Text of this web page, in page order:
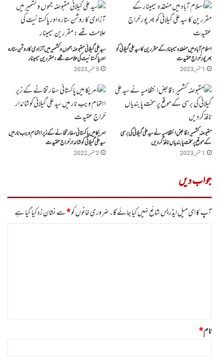
اسلام آباد میں منعقدہ سیمینار کے مقررین کا سید علی گیلانی کو
بھر پور خراج عقیدت
1 ستمبر, 2023
سید علی گیلانی مقبوضہ جموں و کشمیر میں آزادی کا روشن ستارہ
اور پاکستانیت کی علامت تھے : مقررین سیمینار
5 ستمبر, 2023
مقبوضہ کشمیر:قابض انتظامیہ نے سید علی گیلانی کی برسی
کے موقع پر سخت پابندیاں نافذکر دیں
1 ستمبر, 2023
امریکا میں پاکستانی سفارتخانے کے زیر اہتمام ویب نار میں
سید علی گیلانی کوشاندار خراج عقیدت
2 ستمبر, 2022
جواب دیں
آپ کا ای میل ایڈریس شائع نہیں کیا جائے گا۔ضروری خانوں کو*سے نشان زد کیا گیا ہے
نام*